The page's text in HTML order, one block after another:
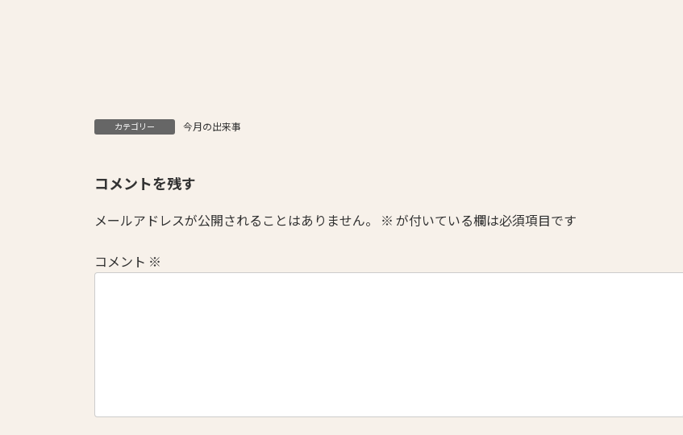
カテゴリー 今月の出来事
コメントを残す
メールアドレスが公開されることはありません。 ※ が付いている欄は必須項目です
コメント ※